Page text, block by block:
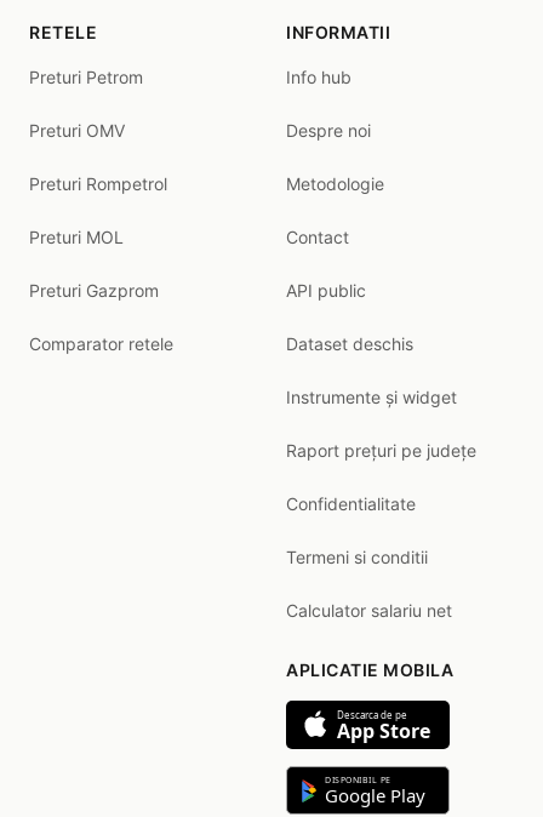
RETELE
Preturi Petrom
Preturi OMV
Preturi Rompetrol
Preturi MOL
Preturi Gazprom
Comparator retele
INFORMATII
Info hub
Despre noi
Metodologie
Contact
API public
Dataset deschis
Instrumente și widget
Raport prețuri pe județe
Confidentialitate
Termeni si conditii
Calculator salariu net
APLICATIE MOBILA
Descarca de pe
App Store
DISPONIBIL PE
Google Play